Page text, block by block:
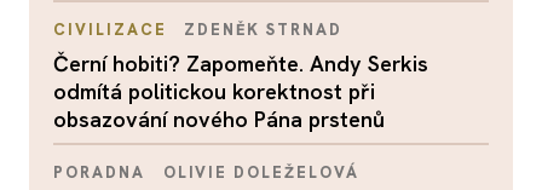
CIVILIZACE ZDENĚK STRNAD
Černí hobiti? Zapomeňte. Andy Serkis
odmítá politickou korektnost při
obsazování nového Pána prstenů
PORADNA OLIVIE DOLEŽELOVÁ